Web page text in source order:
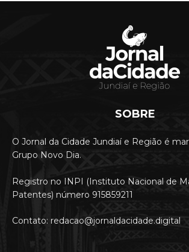
SOBRE
O Jornal da Cidade Jundiaí e Região é
Grupo Novo Dia.
Registro no INPI (Instituto Nacional de
Patentes) número 915859211
Contato: redacao@jornaldacidade.digital